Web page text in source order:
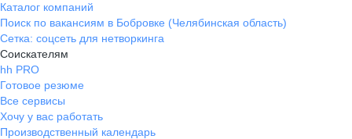
Каталог компаний
Поиск по вакансиям в Бобровке (Челябинская область)
Сетка: соцсеть для нетворкинга
Соискателям
hh PRO
Готовое резюме
Все сервисы
Хочу у вас работать
Производственный календарь